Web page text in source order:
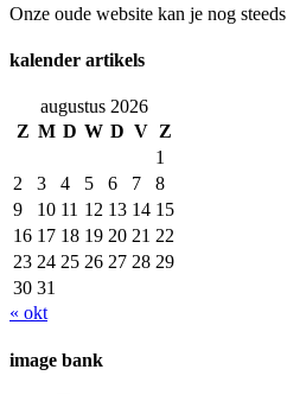
Onze oude website kan je nog steeds
kalender artikels
augustus 2026
Z M D W D V Z
1
2
3 4 5 6 7
8
9
10 11 12 13 14 15
16 17 18 19 20 21 22
23 24 25 26 27 28 29
30 31
« okt
image bank